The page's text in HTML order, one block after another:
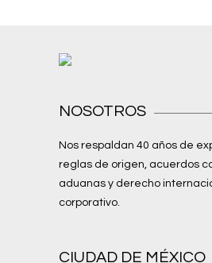
NOSOTROS
Nos respaldan 40 años de
reglas de origen, acuerdos
aduanas y derecho
corporativo.
CIUDAD DE MÉXICO